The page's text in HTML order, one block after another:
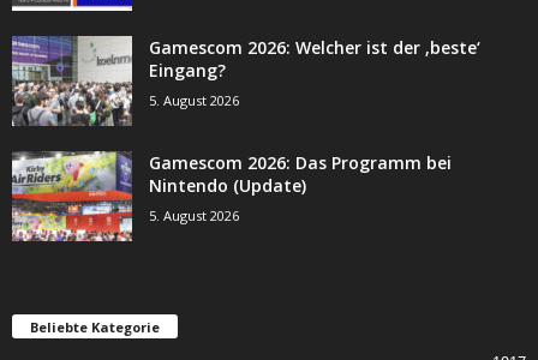
Gamescom 2026: Welcher ist der ‚beste‘
Eingang?
5. August 2026
Gamescom 2026: Das Programm bei
Nintendo (Update)
5. August 2026
Beliebte Kategorie